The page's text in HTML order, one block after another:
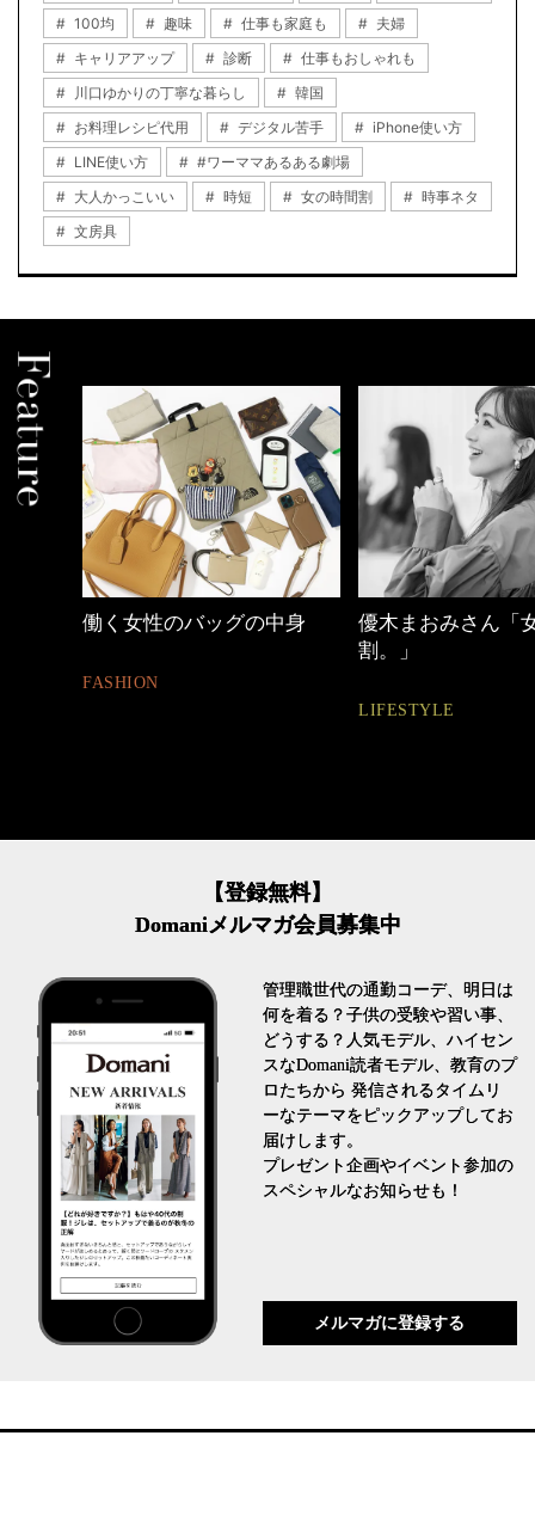
100均
趣味 仕事も家庭も
夫婦
キャリアアップ
診断
仕事もおしゃれも
川口ゆかりの丁寧な暮らし
韓国
お料理レシピ代用
デジタル苦手
iPhone使い方
LINE使い方
#ワーママあるある劇場
大人かっこいい
時短 女の時間割
時事ネタ
文房具
働く女性のバッグの中身
FASHION
優木まおみさん「
割。」
LIFESTYLE
【登録無料】
Domaniメルマガ会員募集中
管理職世代の通勤コーデ、明日は
何を着る？子供の受験や習い事、
どうする？人気モデル、ハイセン
スなDomani読者モデル、教育のプ
ロたちから 発信されるタイムリ
ーなテーマをピックアップしてお
届けします。
プレゼント企画やイベント参加の
スペシャルなお知らせも！
メルマガに登録する